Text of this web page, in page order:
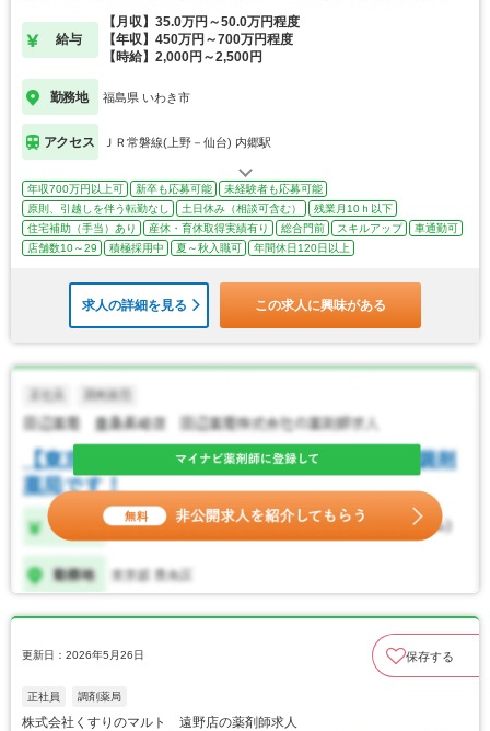
給与
【月収】35.0万円～50.0万円程度
【年収】450万円～700万円程度
【時給】2,000円～2,500円
勤務地 福島県 いわき市
アクセス ＪＲ常磐線(上野－仙台) 内郷駅
年収700万円以上可 新卒も応募可能
未経験者も応募可能
原則、引越しを伴う転勤なし
土日休み（相談可含む）
残業月10ｈ以下
住宅補助（手当）あり
産休・育休取得実績有り 総合門前 スキルアップ
車通勤可
店舗数10～29
積極採用中 夏～秋入職可 年間休日120日以上
求人の詳細を見る この求人に興味がある
更新日：2026年5月26日 保存する
正社員 調剤薬局
株式会社くすりのマルト 遠野店の薬剤師求人